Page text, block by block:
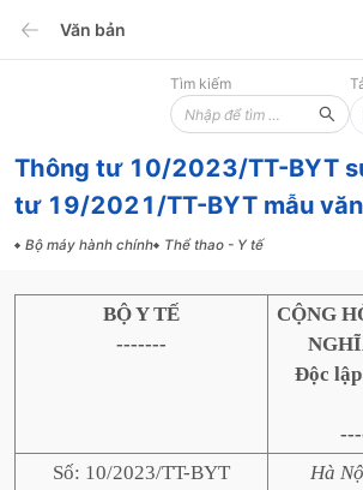
Văn bản
Tìm kiếm
Thông tư 10/2023/TT-BYT
tư 19/2021/TT-BYT mẫu
Bộ máy hành chính Thể thao - Y tế
BỘ Y TẾ
-------
CỘNG
Độc
Số: 10/2023/TT-BYT
Hà